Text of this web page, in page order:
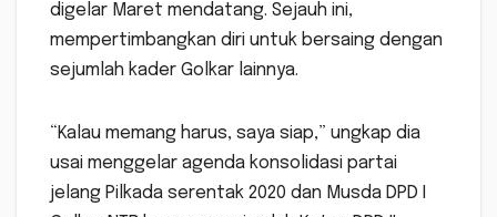
digelar Maret mendatang. Sejauh ini,
mempertimbangkan diri untuk bersaing dengan
sejumlah kader Golkar lainnya.
“Kalau memang harus, saya siap,” ungkap dia
usai menggelar agenda konsolidasi partai
jelang Pilkada serentak 2020 dan Musda DPD I